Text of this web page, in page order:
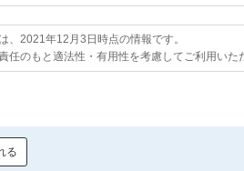
、2021年12月3日時点の情報です。
任のもと適法性・有用性を考慮してご利用いた
る